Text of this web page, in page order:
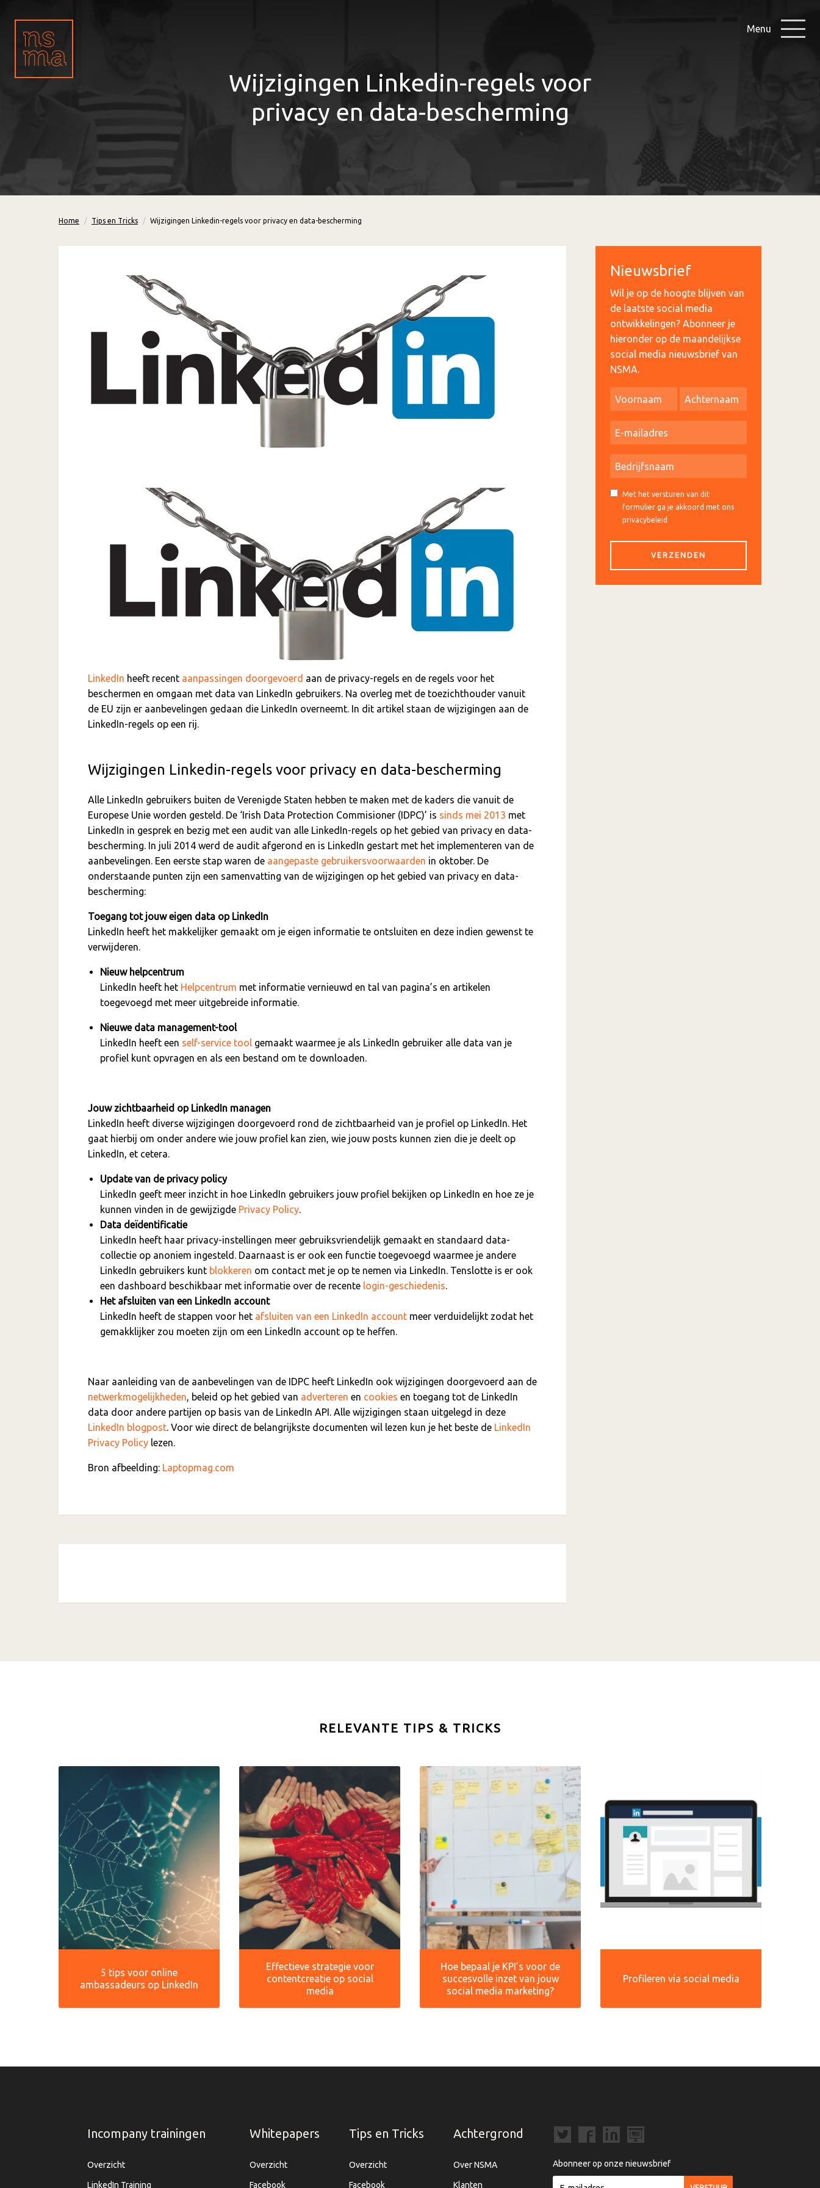
Menu
Wijzigingen Linkedin-regels voor
privacy en data-bescherming
Home Tips en Tricks Wijzigingen Linkedin-regels voor privacy en data-bescherming
LinkedIn heeft recent aanpassingen doorgevoerd aan de privacy-regels en de regels voor het
beschermen en omgaan met data van LinkedIn gebruikers. Na overleg met de toezichthouder vanuit
de EU zijn er aanbevelingen gedaan die LinkedIn overneemt. In dit artikel staan de wijzigingen aan de
LinkedIn-regels op een rij.
Wijzigingen Linkedin-regels voor privacy en data-bescherming
Alle LinkedIn gebruikers buiten de Verenigde Staten hebben te maken met de kaders die vanuit de
Europese Unie worden gesteld. De ‘Irish Data Protection Commisioner (IDPC)’ is sinds mei 2013 met
LinkedIn in gesprek en bezig met een audit van alle LinkedIn-regels op het gebied van privacy en data-
bescherming. In juli 2014 werd de audit afgerond en is LinkedIn gestart met het implementeren van de
aanbevelingen. Een eerste stap waren de aangepaste gebruikersvoorwaarden in oktober. De
onderstaande punten zijn een samenvatting van de wijzigingen op het gebied van privacy en data-
bescherming:
Toegang tot jouw eigen data op LinkedIn
LinkedIn heeft het makkelijker gemaakt om je eigen informatie te ontsluiten en deze indien gewenst te
verwijderen.
Nieuw helpcentrum
LinkedIn heeft het Helpcentrum met informatie vernieuwd en tal van pagina’s en artikelen
toegevoegd met meer uitgebreide informatie.
Nieuwe data management-tool
LinkedIn heeft een self-service tool gemaakt waarmee je als LinkedIn gebruiker alle data van je
profiel kunt opvragen en als een bestand om te downloaden.
Jouw zichtbaarheid op LinkedIn managen
LinkedIn heeft diverse wijzigingen doorgevoerd rond de zichtbaarheid van je profiel op LinkedIn. Het
gaat hierbij om onder andere wie jouw profiel kan zien, wie jouw posts kunnen zien die je deelt op
LinkedIn, et cetera.
Update van de privacy policy
LinkedIn geeft meer inzicht in hoe LinkedIn gebruikers jouw profiel bekijken op LinkedIn en hoe ze je
kunnen vinden in de gewijzigde Privacy Policy.
Data deïdentificatie
LinkedIn heeft haar privacy-instellingen meer gebruiksvriendelijk gemaakt en standaard data-
collectie op anoniem ingesteld. Daarnaast is er ook een functie toegevoegd waarmee je andere
LinkedIn gebruikers kunt blokkeren om contact met je op te nemen via LinkedIn. Tenslotte is er ook
een dashboard beschikbaar met informatie over de recente login-geschiedenis.
Het afsluiten van een LinkedIn account
LinkedIn heeft de stappen voor het afsluiten van een LinkedIn account meer verduidelijkt zodat het
gemakklijker zou moeten zijn om een LinkedIn account op te heffen.
Naar aanleiding van de aanbevelingen van de IDPC heeft LinkedIn ook wijzigingen doorgevoerd aan de
netwerkmogelijkheden, beleid op het gebied van adverteren en cookies en toegang tot de LinkedIn
data door andere partijen op basis van de LinkedIn API. Alle wijzigingen staan uitgelegd in deze
LinkedIn blogpost. Voor wie direct de belangrijkste documenten wil lezen kun je het beste de LinkedIn
Privacy Policy lezen.
Bron afbeelding: Laptopmag.com
Nieuwsbrief
Wil je op de hoogte blijven van
de laatste social media
ontwikkelingen? Abonneer je
hieronder op de maandelijkse
social media nieuwsbrief van
NSMA.
Met het versturen van dit
formulier ga je akkoord met ons
privacybeleid
RELEVANTE TIPS & TRICKS
5 tips voor online
ambassadeurs op LinkedIn
Effectieve strategie voor
contentcreatie op social
media
Hoe bepaal je KPI’s voor de
succesvolle inzet van jouw
social media marketing?
Profileren via social media
Incompany trainingen
Overzicht
LinkedIn Training
Whitepapers
Overzicht
Facebook
Tips en Tricks
Overzicht
Facebook
Achtergrond
Over NSMA
Klanten
Abonneer op onze nieuwsbrief